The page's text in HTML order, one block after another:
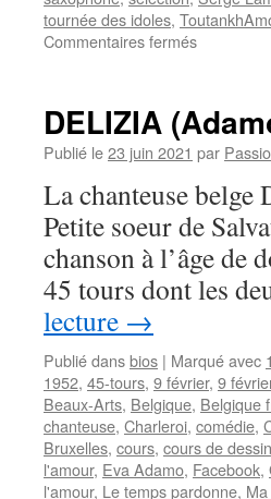
tournée des idoles,
Commentaires ferméssur
DELIZIA
Publié le23 juin 2021 par
La chanteuse
Petite soeur de
chanson à l’âge de
45 tours dont les
lecture →
Publié dansbios | Marqué avec
1952, 45-tours, 9 février, 9
Beaux-Arts, Belgique, Belgique
chanteuse, Charleroi, comédie,
Bruxelles, cours, cours de dessin
l'amour, Eva Adamo, Facebook,
l'amour, Le temps pardonne,